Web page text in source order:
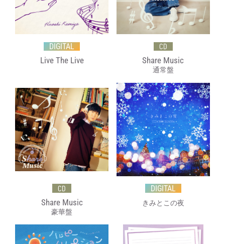
DIGITAL
Live The Live
CD
Share Music
通常盤
CD
Share Music
豪華盤
DIGITAL
きみとこの夜